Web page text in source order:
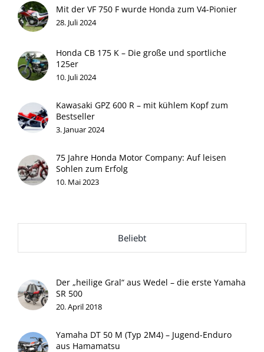
Mit der VF 750 F wurde Honda zum V4-Pionier
28. Juli 2024
Honda CB 175 K – Die große und sportliche
125er
10. Juli 2024
Kawasaki GPZ 600 R – mit kühlem Kopf zum
Bestseller
3. Januar 2024
75 Jahre Honda Motor Company: Auf leisen
Sohlen zum Erfolg
10. Mai 2023
Beliebt
Der „heilige Gral“ aus Wedel – die erste Yamaha
SR 500
20. April 2018
Yamaha DT 50 M (Typ 2M4) – Jugend-Enduro
aus Hamamatsu